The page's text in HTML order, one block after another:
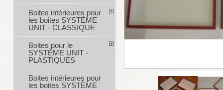
Boites intérieures pour
les boites SYSTÈME
UNIT - CLASSIQUE
Boites pour le
SYSTÈME UNIT -
PLASTIQUES
Boites intérieures pour
les boites SYSTÈME